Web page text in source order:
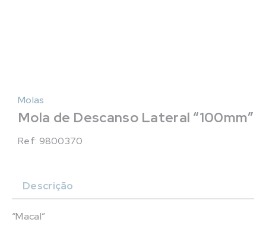
Molas
Mola de Descanso Lateral “100mm”
Ref: 9800370
Descrição
“Macal”